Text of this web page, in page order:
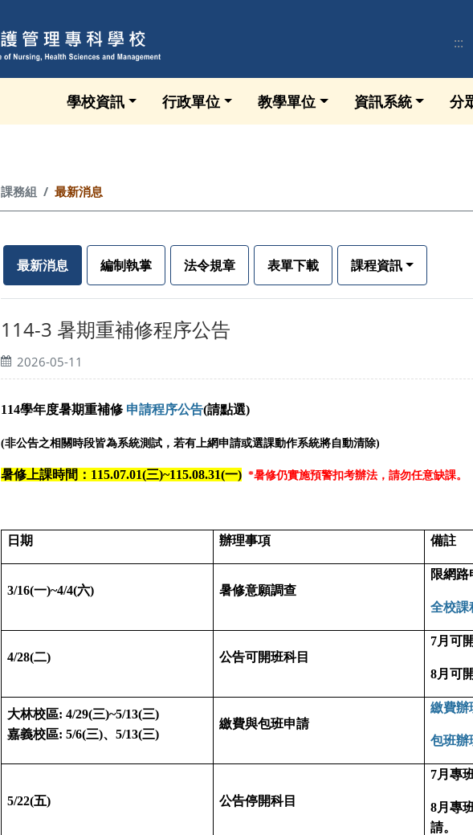
:::
學校資訊 行政單位 教學單位 資訊系統 分
課務組 最新消息
最新消息 編制執掌 法令規章 表單下載 課程資訊
114-3 暑期重補修程序公告
2026-05-11
114學年度暑期重補修 申請程序公告(請點選)
(非公告之相關時段皆為系統測試，若有上網申請或選課動作系統將自動清除)
暑修上課時間：115.07.01(三)~115.08.31(一) *暑修仍實施預警扣考辦法，請勿任意缺課。
日期 辦理事項 備註
3/16(一)~4/4(六) 暑修意願調查
限網路
全校課
4/28(二) 公告可開班科目
7月可
8月可
大林校區: 4/29(三)~5/13(三)
嘉義校區: 5/6(三)、5/13(三)
繳費與包班申請
繳費辦
包班辦
5/22(五) 公告停開科目
7月專
8月專
請。